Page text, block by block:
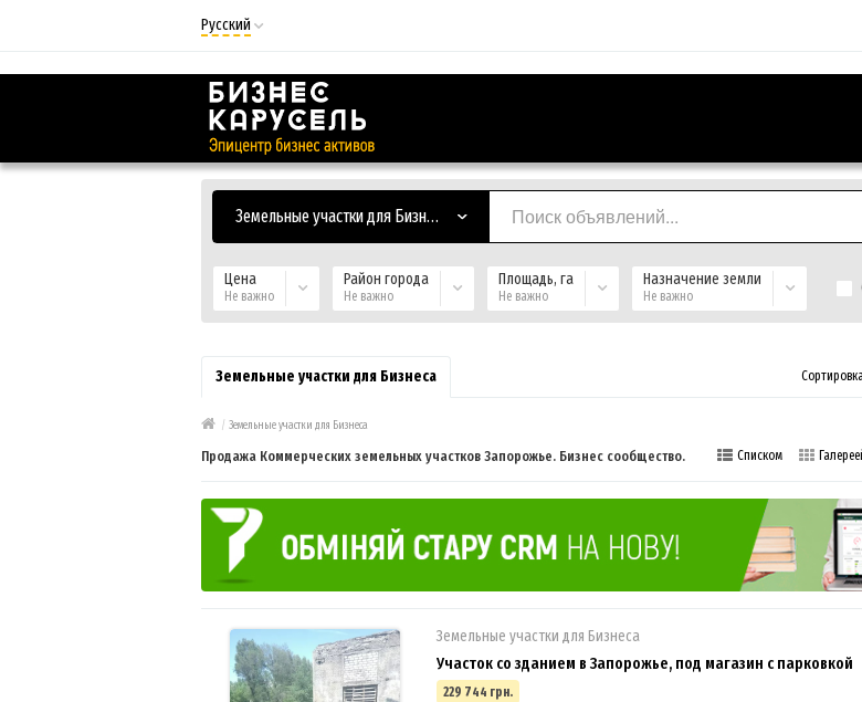
Русский
Русский
Українська
Земельные участки для Бизнеса
Цена
Не важно
Район города
Не важно
Площадь, га
Не важно
Назначение земли
Не важно
Земельные участки для Бизнеса
/ Земельные участки для Бизнеса
Продажа Коммерческих земельных участков Запорожье. Бизнес сообщество. Списком
Земельные участки для Бизнеса
Участок со зданием в Запорожье, под магазин с парковкой
229 744 грн.